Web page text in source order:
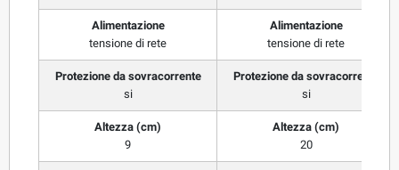
Alimentazione
tensione di rete
Alimentazione
tensione di rete
Protezione da sovracorrente
si
Protezione da sovracorrente
si
Altezza (cm)
9
Altezza (cm)
20